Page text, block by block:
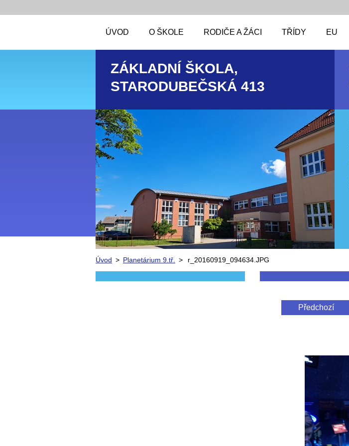
ÚVOD O ŠKOLE RODIČE A ŽÁCI TŘÍDY EU
ZÁKLADNÍ ŠKOLA,
STARODUBEČSKÁ 413
Úvod > Planetárium 9.tř. > r_20160919_094634.JPG
Předchozí